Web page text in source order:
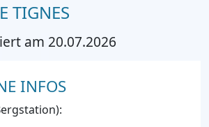
TIGNES
am 20.07.2026
INFOS